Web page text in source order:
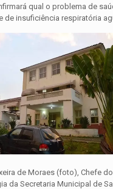
qual o problema de
de insuficiência respiratória
de Moraes (foto), Chefe
da Secretaria Municipal de